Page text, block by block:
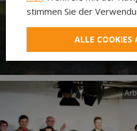
Neuer
Laudato si’
stimmen Sie der
ALLE COOKIES